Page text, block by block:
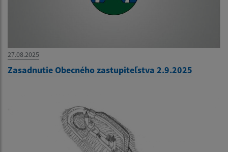
27.08.2025
Zasadnutie Obecného zastupiteľstva 2.9.2025